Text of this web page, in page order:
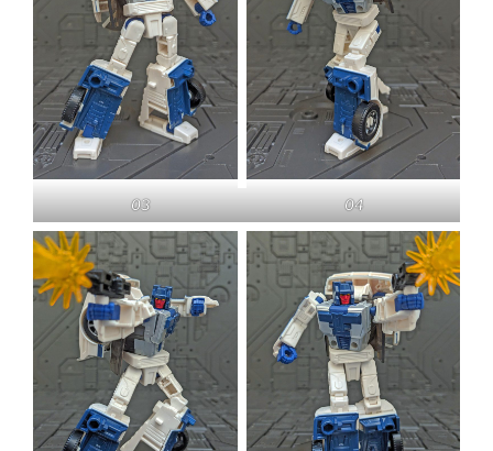
03 04